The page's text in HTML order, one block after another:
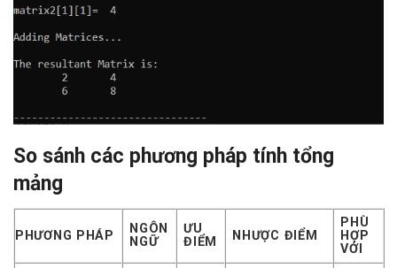
So sánh các phương pháp tính tổng
mảng
PHƯƠNG PHÁP
NGÔN
NGỮ
ƯU
ĐIỂM
NHƯỢC ĐIỂM
PHÙ
HỢP
VỚI